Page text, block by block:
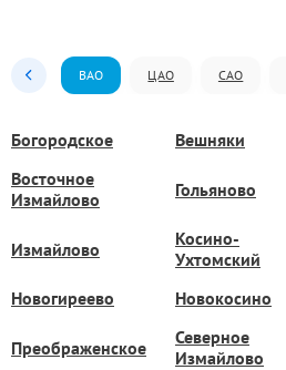
ВАО ЦАО САО
Богородское Вешняки
Восточное
Измайлово
Гольяново
Измайлово
Косино-
Ухтомский
Новогиреево Новокосино
Преображенское
Северное
Измайлово